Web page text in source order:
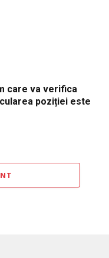
care va verifica
poziției este